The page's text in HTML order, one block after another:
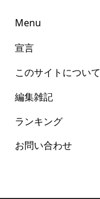
Menu
宣言
このサイトについて
編集雑記
ランキング
お問い合わせ